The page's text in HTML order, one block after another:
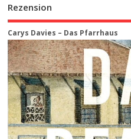
Rezension
Carys Davies – Das Pfarrhaus